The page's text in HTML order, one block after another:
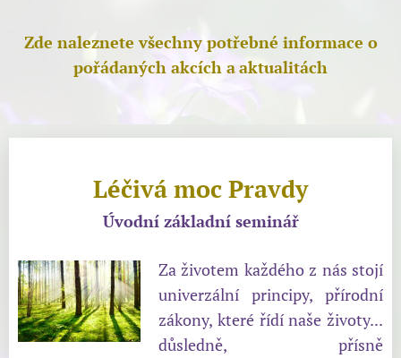
Zde naleznete všechny potřebné informace o
pořádaných akcích aaktualitách
Léčivá moc Pravdy
Úvodní základní seminář
Za životem každého z nás stojí
univerzální principy, přírodní
zákony, které řídí naše životy...
důsledně, přísně